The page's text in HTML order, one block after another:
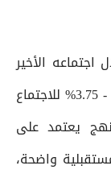
الأخير
أسعار الفائدة دون تغيير عند نطاق 3.50% - 3.75% للاجتماع
نهج يعتمد على
واضحة،